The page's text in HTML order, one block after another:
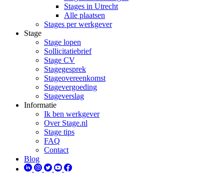
Stages in Utrecht
Alle plaatsen
Stages per werkgever
Stage
Stage lopen
Sollicitatiebrief
Stage CV
Stagegesprek
Stageovereenkomst
Stagevergoeding
Stageverslag
Informatie
Ik ben werkgever
Over Stage.nl
Stage tips
FAQ
Contact
Blog